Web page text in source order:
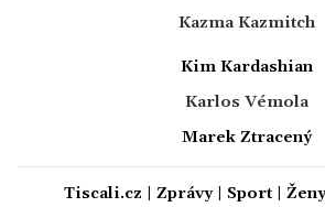
Kazma Kazmitch
Kim Kardashian
Karlos Vémola
Marek Ztracený
Tiscali.cz Zprávy| Sport| Ženy